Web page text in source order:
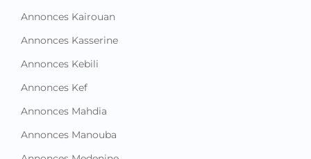
Annonces Kairouan
Annonces Kasserine
Annonces Kebili
Annonces Kef
Annonces Mahdia
Annonces Manouba